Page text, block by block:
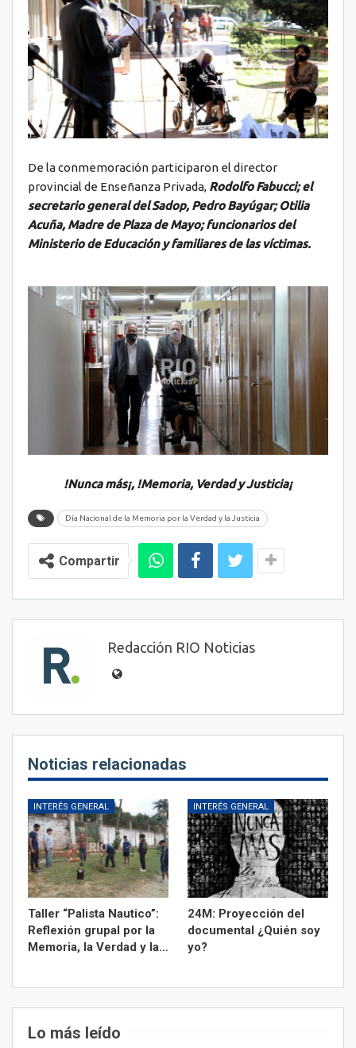
De la conmemoración participaron el director
provincial de Enseñanza Privada, Rodolfo Fabucci; el
secretario general del Sadop, Pedro Bayúgar; Otilia
Acuña, Madre de Plaza de Mayo; funcionarios del
Ministerio de Educación y familiares de las víctimas.
!Nunca más¡, !Memoria, Verdad y Justicia¡
Día Nacional de la Memoria por la Verdad y la Justicia
Compartir
Redacción RIO Noticias
Noticias relacionadas
INTERÉS GENERAL
Taller “Palista Nautico”:
Reflexión grupal por la
Memoria, la Verdad y la…
INTERÉS GENERAL
24M: Proyección del
documental ¿Quién soy
yo?
Lo más leído